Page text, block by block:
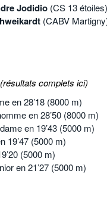
Jodidio (CS 13
(CABV
complets ici)
en 28’18 (8000 m)
en 28’50 (8000 m)
en 19’43 (5000 m)
19’47 (5000 m)
(5000 m)
en 21’27 (5000 m)